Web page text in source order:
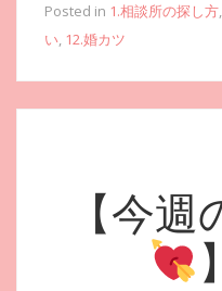
Posted in 1.相談所の探し方,
い, 12.婚カツ
【今